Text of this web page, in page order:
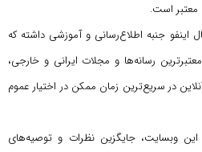
معتبر است.
اینفو جنبه اطلاع‌رسانی و آموزشی داشته که
رسانه‌ها و مجلات ایرانی و خارجی،
در سریع‌ترین زمان ممکن در اختیار عموم
وبسایت، جایگزین نظرات و توصیه‌های